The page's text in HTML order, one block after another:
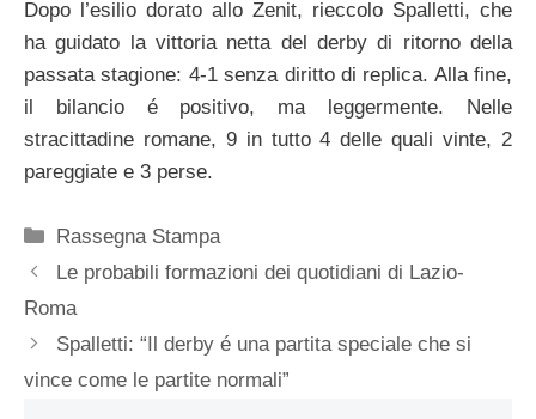
Dopo l’esilio dorato allo Zenit, rieccolo Spalletti, che
ha guidato la vittoria netta del derby di ritorno della
passata stagione: 4-1 senza diritto di replica. Alla fine,
il bilancio é positivo, ma leggermente. Nelle
stracittadine romane, 9 in tutto 4 delle quali vinte, 2
pareggiate e 3 perse.
Categorie
Rassegna Stampa
Le probabili formazioni dei quotidiani di Lazio-
Roma
Spalletti: “Il derby é una partita speciale che si
vince come le partite normali”